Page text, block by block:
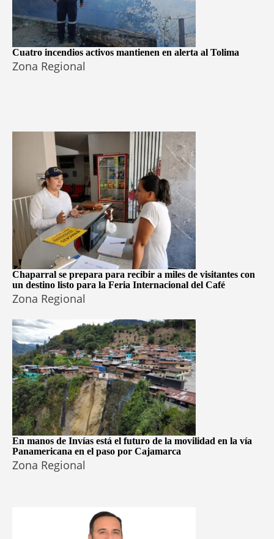
Cuatro incendios activos mantienen en alerta al Tolima
Zona Regional
Chaparral se prepara para recibir a miles de visitantes con
un destino listo para la Feria Internacional del Café
Zona Regional
En manos de Invías está el futuro de la movilidad en la vía
Panamericana en el paso por Cajamarca
Zona Regional